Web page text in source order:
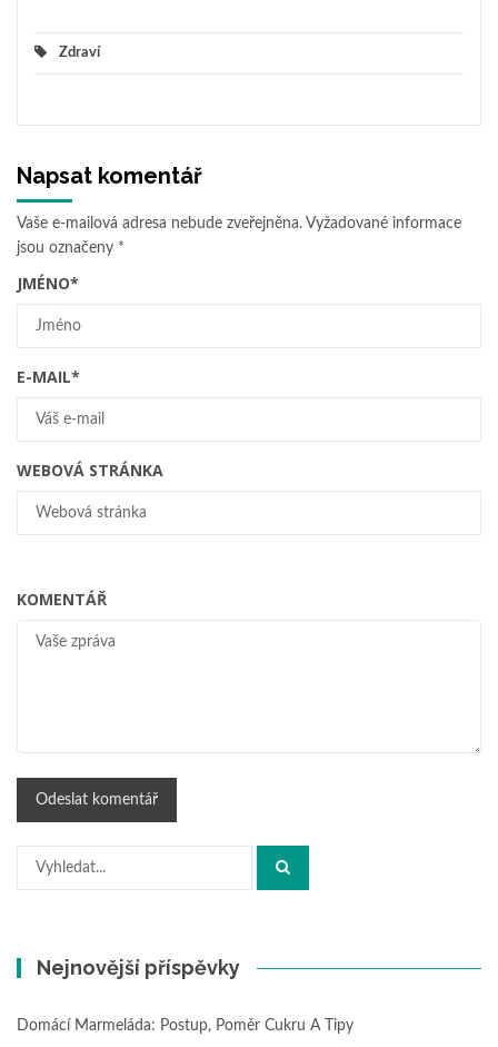
Zdraví
Napsat komentář
Vaše e-mailová adresa nebude zveřejněna. Vyžadované informace
jsou označeny *
JMÉNO*
E-MAIL*
WEBOVÁ STRÁNKA
KOMENTÁŘ
Hledat:
Nejnovější příspěvky
Domácí Marmeláda: Postup, Poměr Cukru A Tipy